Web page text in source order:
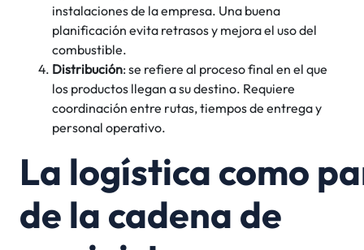
instalaciones de la empresa. Una buena
planificación evita retrasos y mejora el uso del
combustible.
Distribución: se refiere al proceso final en el que
los productos llegan a su destino. Requiere
coordinación entre rutas, tiempos de entrega y
personal operativo.
La logística como
de la cadena de